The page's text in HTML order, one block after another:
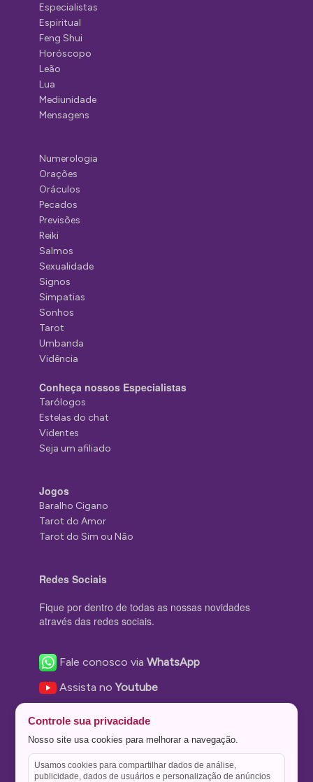
Especialistas
Espiritual
Feng Shui
Horóscopo
Leão
Lua
Mediunidade
Mensagens
Numerologia
Orações
Oráculos
Pecados
Previsões
Reiki
Salmos
Sexualidade
Signos
Simpatias
Sonhos
Tarot
Umbanda
Vidência
Conheça nossos Especialistas
Tarólogos
Estelas do chat
Videntes
Seja um afiliado
Jogos
Baralho Cigano
Tarot do Amor
Tarot do Sim ou Não
Redes Sociais
Fique por dentro de todas as nossas novidades
através das redes sociais.
Fale conosco viaWhatsApp
Assista noYoutube
Nos siga no Instagram
Nos siga noTwitter
Controle sua privacidade
Nosso site usa cookies para melhorar a navegação.
Usamos cookies para compartilhar dados de análise,
publicidade, dados de usuários e personalização de anúncios